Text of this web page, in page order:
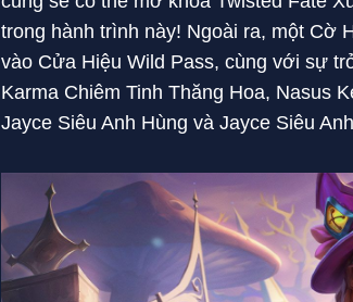
trong hành trình này! Ngoài ra, một Cờ
vào Cửa Hiệu Wild Pass, cùng với sự
Karma Chiêm Tinh Thăng Hoa, Nasus
Jayce Siêu Anh Hùng và Jayce Siêu